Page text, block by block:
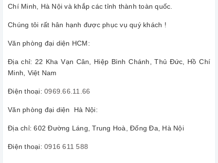
Chí Minh, Hà Nội và khắp các tỉnh thành toàn quốc.
Chúng tôi rất hân hạnh được phục vụ quý khách !
Văn phòng đại diện HCM:
Địa chỉ: 22 Kha Vạn Cân, Hiệp Bình Chánh, Thủ Đức, Hồ Chí
Minh, Việt Nam
Điện thoại: 0969.66.11.66
Văn phòng đại diện Hà Nội:
Địa chỉ: 602 Đường Láng, Trung Hoà, Đống Đa, Hà Nội
Điện thoại: 0916 611 588